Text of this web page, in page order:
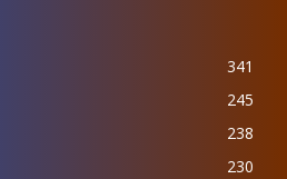
341
245
238
230